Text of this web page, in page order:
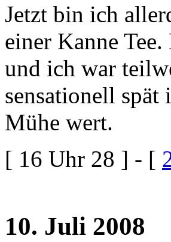
Jetzt bin ich
einer Kanne
und ich war
sensationell
Mühe wert.
[ 16 Uhr 28 ] - [
10. Juli 2008